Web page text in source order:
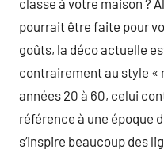
classe à votre maison ?
pourrait être faite pour
goûts, la déco actuelle
contrairement au style «
années 20 à 60, celui
référence à une époque
s’inspire beaucoup des